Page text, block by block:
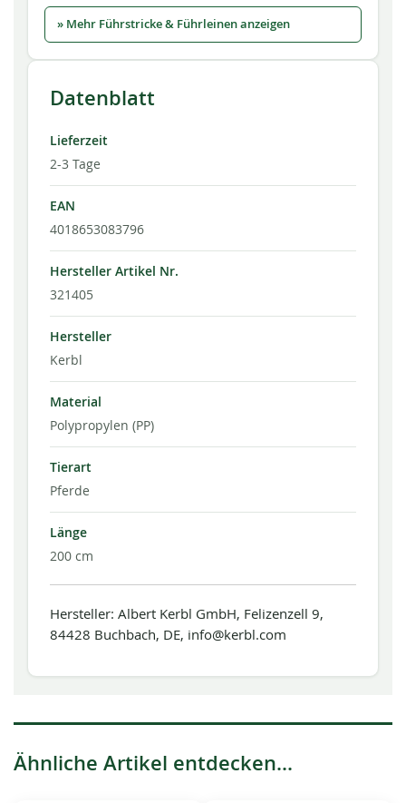
» Mehr Führstricke & Führleinen anzeigen
Datenblatt
Lieferzeit
2-3 Tage
EAN
4018653083796
Hersteller Artikel Nr.
321405
Hersteller
Kerbl
Material
Polypropylen (PP)
Tierart
Pferde
Länge
200 cm
Hersteller: Albert Kerbl GmbH, Felizenzell 9,
84428 Buchbach, DE, info@kerbl.com
Ähnliche Artikel entdecken...